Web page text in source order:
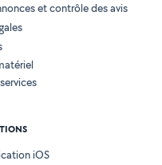
et contrôle des avis
iOS